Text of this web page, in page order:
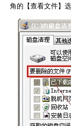
角的【查看文件】选